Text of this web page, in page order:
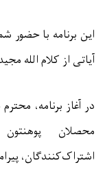
این برنامه با حضور
آیاتی از کلام الله
در آغاز برنامه،
محصلان
اشتراک‌کنندگان،